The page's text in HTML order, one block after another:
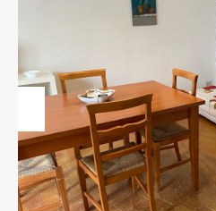
Previous